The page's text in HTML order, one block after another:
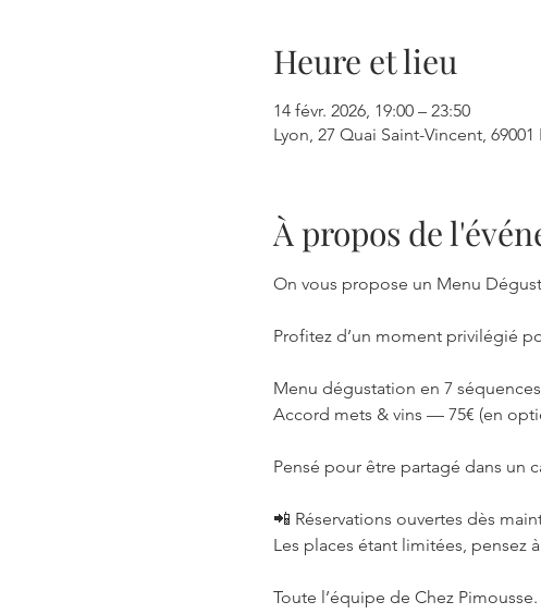
Heure et lieu
14 févr. 2026, 19:00 – 23:50
Lyon, 27 Quai Saint-Vincent, 69001
À propos de
On vous propose un Menu
Profitez d’un moment privilégié
Menu dégustation en 7
Accord mets & vins — 75€ (en
Pensé pour être partagé dans un
📲 Réservations ouvertes dès
Les places étant limitées, pensez
Toute l’équipe de Chez Pimousse.